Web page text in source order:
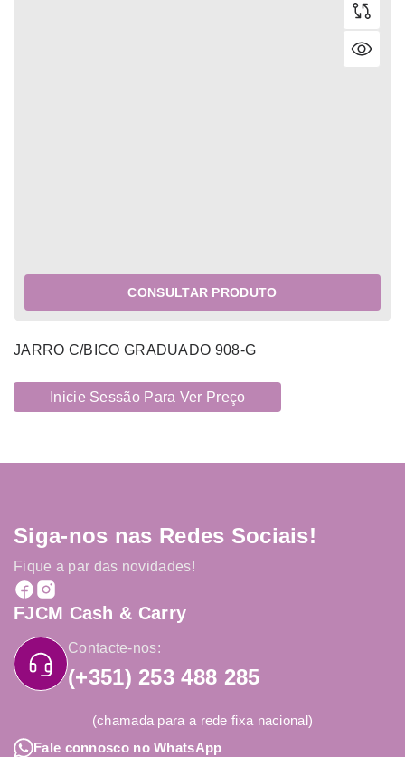
CONSULTAR PRODUTO
JARRO C/BICO GRADUADO 908-G
Inicie Sessão Para Ver Preço
Siga-nos nas Redes Sociais!
Fique a par das novidades!
FJCM Cash & Carry
Contacte-nos:
(+351) 253 488 285
(chamada para a rede fixa nacional)
Fale connosco no WhatsApp